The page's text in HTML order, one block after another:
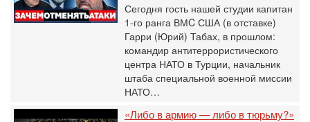
Сегодня гость нашей студии капитан
1-го ранга ВМC США (в отставке)
Гарри (Юрий) Табах, в прошлом:
командир антитеррористического
центра НАТО в Турции, начальник
штаба специальной военной миссии
НАТО…
«Либо в армию — либо в тюрьму?»